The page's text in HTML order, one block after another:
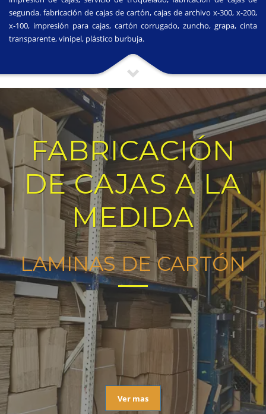
segunda. fabricación de cajas de cartón, cajas de archivo x-300, x-200,
x-100, impresión para cajas, cartón corrugado, zuncho, grapa, cinta
transparente, vinipel, plástico burbuja.
FABRICACIÓN
DE CAJAS A LA
MEDIDA
LAMINAS DE CARTÓN
Ver mas